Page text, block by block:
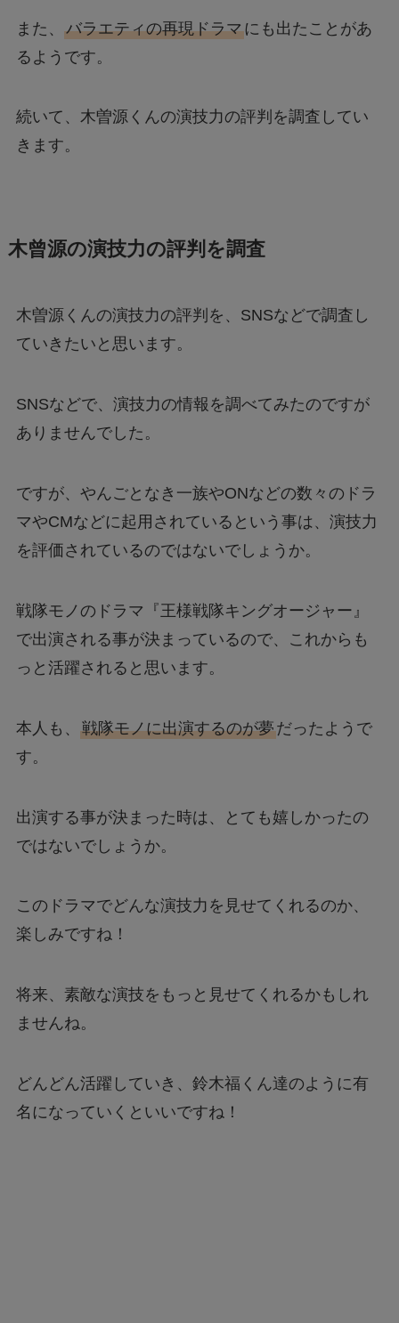
また、 バラエティの再現ドラマにも出たことがあ
るようです。
続いて、木曽源くんの演技力の評判を調査してい
きます。
木曾源の演技力の評判を調査
木曽源くんの演技力の評判を、SNSなどで調査し
ていきたいと思います。
SNSなどで、演技力の情報を調べてみたのですが
ありませんでした。
ですが、やんごとなき一族やONなどの数々のドラ
マやCMなどに起用されているという事は、演技力
を評価されているのではないでしょうか。
戦隊モノのドラマ『王様戦隊キングオージャー』
で出演される事が決まっているので、これからも
っと活躍されると思います。
本人も、 戦隊モノに出演するのが夢だったようで
す。
出演する事が決まった時は、とても嬉しかったの
ではないでしょうか。
このドラマでどんな演技力を見せてくれるのか、
楽しみですね！
将来、素敵な演技をもっと見せてくれるかもしれ
ませんね。
どんどん活躍していき、鈴木福くん達のように有
名になっていくといいですね！